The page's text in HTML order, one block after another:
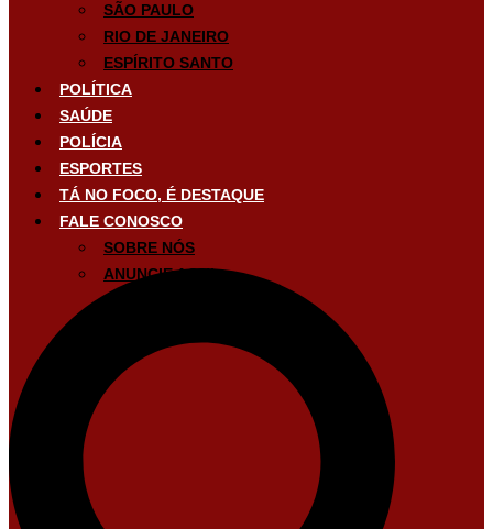
SÃO PAULO
RIO DE JANEIRO
ESPÍRITO SANTO
POLÍTICA
SAÚDE
POLÍCIA
ESPORTES
TÁ NO FOCO, É DESTAQUE
FALE CONOSCO
SOBRE NÓS
ANUNCIE AQUI